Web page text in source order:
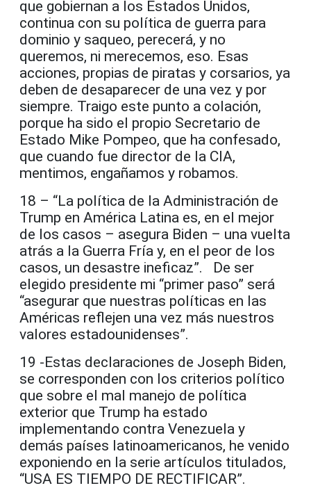
que gobiernan a los Estados Unidos,
continua con su política de guerra para
dominio y saqueo, perecerá, y no
queremos, ni merecemos, eso. Esas
acciones, propias de piratas y corsarios, ya
deben de desaparecer de una vez y por
siempre. Traigo este punto a colación,
porque ha sido el propio Secretario de
Estado Mike Pompeo, que ha confesado,
que cuando fue director de la CIA,
mentimos, engañamos y robamos.
18 – “La política de la Administración de
Trump en América Latina es, en el mejor
de los casos – asegura Biden – una vuelta
atrás a la Guerra Fría y, en el peor de los
casos, un desastre ineficaz”. De ser
elegido presidente mi “primer paso” será
“asegurar que nuestras políticas en las
Américas reflejen una vez más nuestros
valores estadounidenses”.
19 -Estas declaraciones de Joseph Biden,
se corresponden con los criterios político
que sobre el mal manejo de política
exterior que Trump ha estado
implementando contra Venezuela y
demás países latinoamericanos, he venido
exponiendo en la serie artículos titulados,
“USA ES TIEMPO DE RECTIFICAR”.